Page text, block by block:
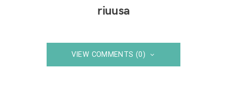
riuusa
VIEW COMMENTS (0)